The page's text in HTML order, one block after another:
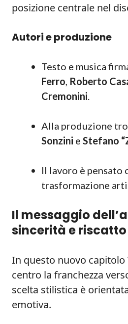
posizione centrale nel
Autori e produzione
Testo e musica
Ferro, Roberto
Cremonini.
Alla produzione
Sonzini e Stefano
Il lavoro è pensato
trasformazione
Il messaggio
sincerità e riscatto
In questo nuovo capitolo
centro la franchezza
scelta stilistica è
emotiva.